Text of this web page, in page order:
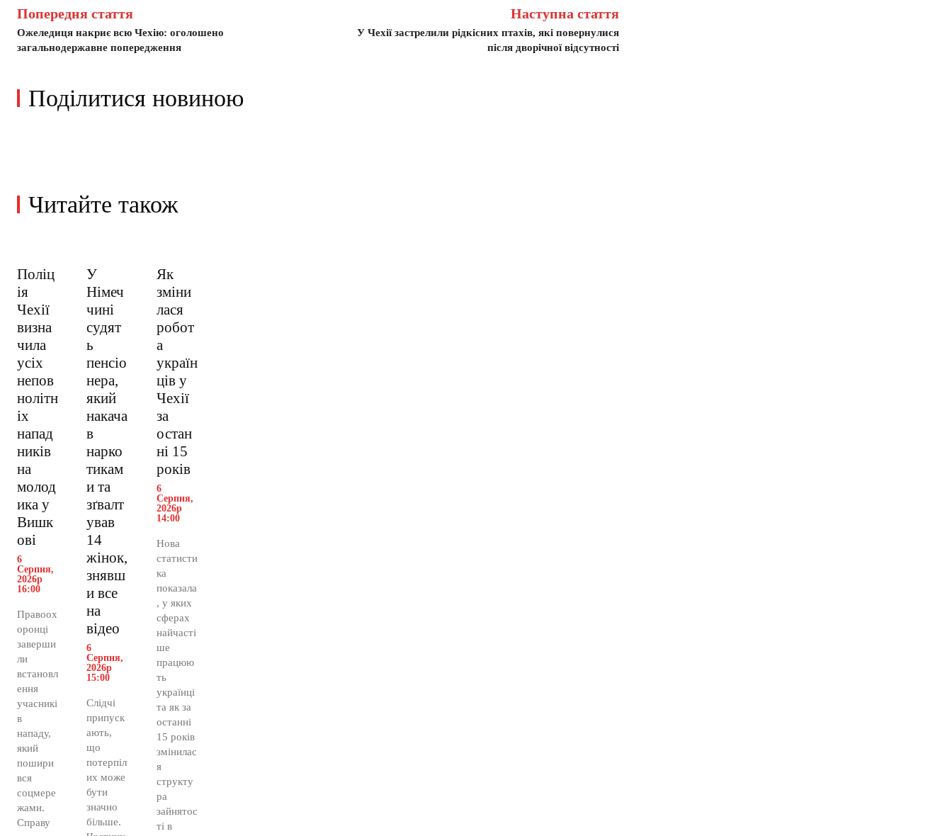
Попередня стаття
Ожеледиця накриє всю Чехію: оголошено
загальнодержавне попередження
Наступна стаття
У Чехії застрелили рідкісних птахів, які повернулися
після дворічної відсутності
Поділитися новиною
Читайте також
Поліц
ія
Чехії
визна
чила
усіх
непов
нолітн
іх
напад
ників
на
молод
ика у
Вишк
ові
6
Серпня,
2026р
16:00
Правоох
оронці
заверши
ли
встановл
ення
учасникі
в
нападу,
який
пошири
вся
соцмере
жами.
Справу
У
Німеч
чині
судят
ь
пенсіо
нера,
який
накача
в
нарко
тикам
и та
зґвалт
ував
14
жінок,
знявш
и все
на
відео
6
Серпня,
2026р
15:00
Слідчі
припуск
ають,
що
потерпіл
их може
бути
значно
більше.
Як
зміни
лася
робот
а
україн
ців у
Чехії
за
остан
ні 15
років
6
Серпня,
2026р
14:00
Нова
статисти
ка
показала
, у яких
сферах
найчасті
ше
працюю
ть
українці
та як за
останні
15 років
змінилас
я
структу
ра
зайнятос
ті в